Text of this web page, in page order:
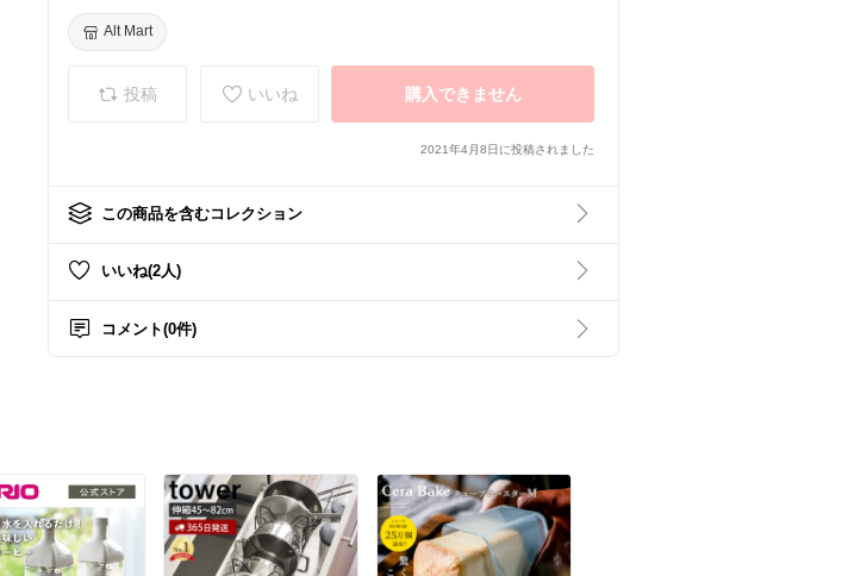
Alt Mart
投稿 いいね 購入できません
2021年4月8日に投稿されました
この商品を含むコレクション
いいね(2人)
コメント(0件)